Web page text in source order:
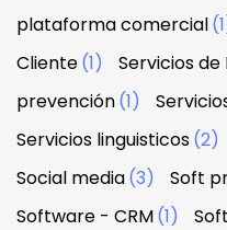
plataforma comercial
Cliente(1) Servicios
prevención(1)
Servicios linguisticos(2)
Social media(3) Soft
Software - CRM(1)